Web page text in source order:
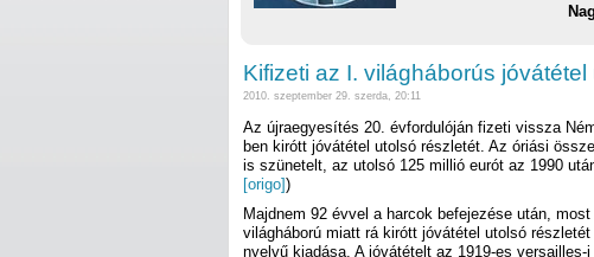
Kifizeti az I. világháborús
2010. szeptember 29. szerda, 20:11
Az újraegyesítés 20. évfordulóján fizeti vissza
ben kirótt jóvátétel utolsó részletét. Az óriási
is szünetelt, az utolsó 125 millió eurót az 1990
[origo])
Majdnem 92 évvel a harcok befejezése után,
világháború miatt rá kirótt jóvátétel utolsó
nyelvű kiadása. A jóvátételt az 1919-es